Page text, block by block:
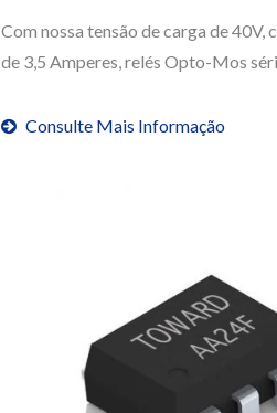
Com nossa tensão de carga de 40V,
de 3,5 Amperes, relés Opto-Mos
Consulte Mais Informação